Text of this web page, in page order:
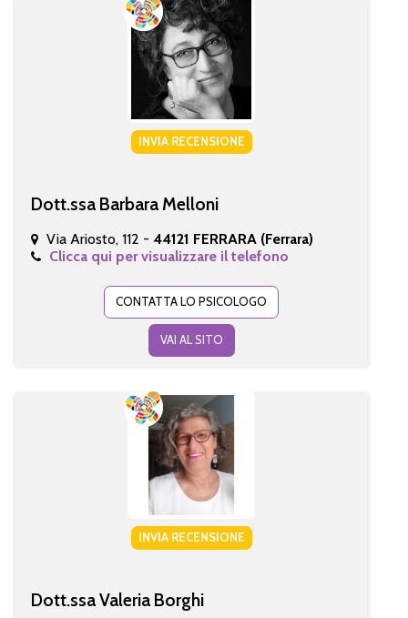
INVIA RECENSIONE
Dott.ssa Barbara Melloni
Via Ariosto, 112 - 44121 FERRARA (Ferrara)
Clicca qui per visualizzare il telefono
CONTATTA LO PSICOLOGO
VAI AL SITO
INVIA RECENSIONE
Dott.ssa Valeria Borghi